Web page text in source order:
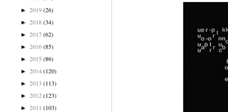
► 2019(26)
► 2018(34)
► 2017(62)
► 2016(85)
► 2015 (86)
► 2014(120)
► 2013 (113)
► 2012(123)
► 2011 (103)